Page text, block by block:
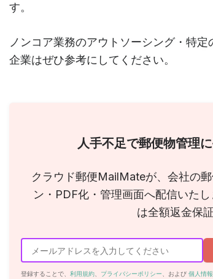
す。
ノンコア業務のアウトソーシング・特
企業はぜひ参考にしてください。
人手不足で郵便物管理
クラウド郵便MailMateが、会社の
ン・PDF化・管理画面へ配信いた
は全額返金保
登録することで、 利用規約、 プライバシーポリシー 、および 個人情